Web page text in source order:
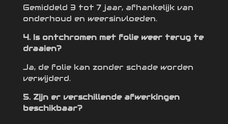
Gemiddeld 3 tot 7 jaar, afhankelijk van
onderhoud en weersinvloeden.
4. Is ontchromen met folie weer terug te
draaien?
Ja, de folie kan zonder schade worden
verwijderd.
5. Zijn er verschillende afwerkingen
beschikbaar?